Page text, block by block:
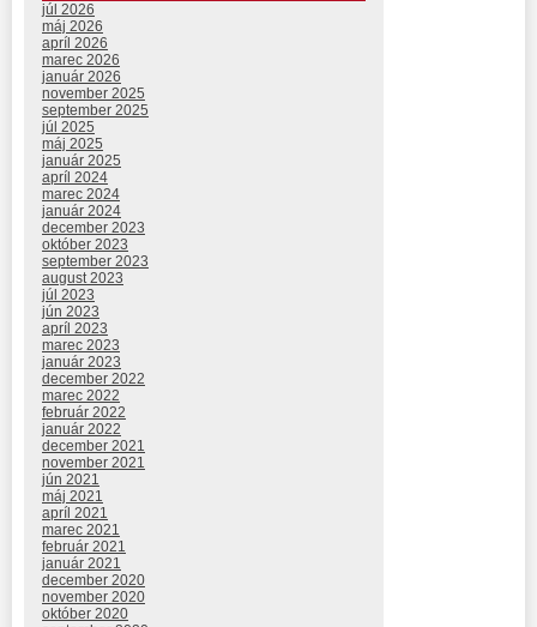
júl 2026
máj 2026
apríl 2026
marec 2026
január 2026
november 2025
september 2025
júl 2025
máj 2025
január 2025
apríl 2024
marec 2024
január 2024
december 2023
október 2023
september 2023
august 2023
júl 2023
jún 2023
apríl 2023
marec 2023
január 2023
december 2022
marec 2022
február 2022
január 2022
december 2021
november 2021
jún 2021
máj 2021
apríl 2021
marec 2021
február 2021
január 2021
december 2020
november 2020
október 2020